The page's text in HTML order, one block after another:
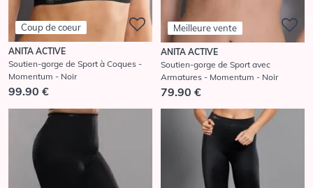
Coup de coeur
ANITA ACTIVE
Soutien-gorge de Sport à Coques -
Momentum - Noir
99.90 €
Meilleure vente
ANITA ACTIVE
Soutien-gorge de Sport avec
Armatures - Momentum - Noir
79.90 €